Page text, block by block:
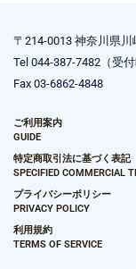
〒214-0013 神奈川県
Tel 044-387-7482（受
Fax 03-6862-4848
ご利用案内
GUIDE
特定商取引法に基づく表記
SPECIFIED COMMERCIAL
プライバシーポリシー
PRIVACY POLICY
利用規約
TERMS OF SERVICE